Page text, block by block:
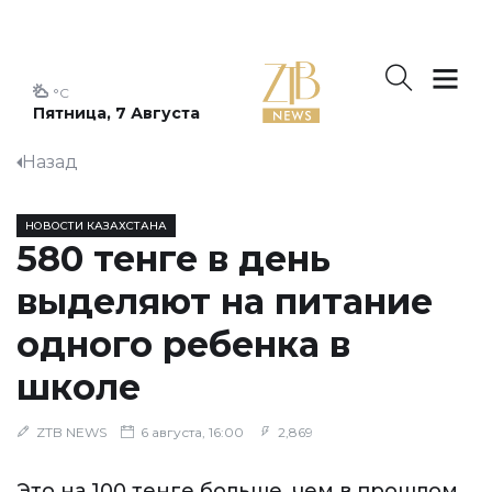
Пятница, 7 Августа
°C
Назад
НОВОСТИ КАЗАХСТАНА
580 тенге в день
выделяют на питание
одного ребенка в
школе
ZTB NEWS 6 августа, 16:00 2,869